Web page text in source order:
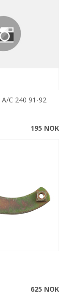
C 240 91-92
195 NOK
625 NOK